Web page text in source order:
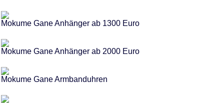
Mokume Gane Anhänger ab 1300 Euro
Mokume Gane Anhänger ab 2000 Euro
Mokume Gane Armbanduhren